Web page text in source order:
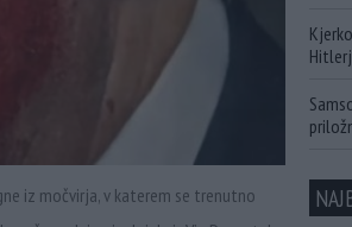
iz močvirja, v katerem se trenutno